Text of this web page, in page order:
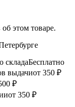
этом товаре.
складаБесплатно
выдачиот 350 ₽
₽
от 350 ₽